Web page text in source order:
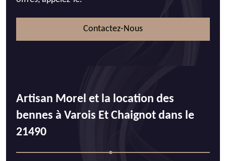
Contactez-Nous
Artisan Morel et la location des
bennes à Varois Et Chaignot dans le
21490